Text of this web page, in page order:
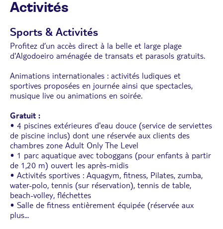
Activités
Sports & Activités
Profitez d’un accès direct à la belle et large plage
d'Algodoeiro aménagée de transats et parasols gratuits.
Animations internationales : activités ludiques et
sportives proposées en journée ainsi que spectacles,
musique live ou animations en soirée.
Gratuit :
• 4 piscines extérieures d'eau douce (service de serviettes
de piscine inclus) dont une réservée aux clients des
chambres zone Adult Only The Level
• 1 parc aquatique avec toboggans (pour enfants à partir
de 1,20 m) ouvert les après-midis
• Activités sportives : Aquagym, fitness, Pilates, zumba,
water-polo, tennis (sur réservation), tennis de table,
beach-volley, fléchettes
• Salle de fitness entièrement équipée (réservée aux
plus...